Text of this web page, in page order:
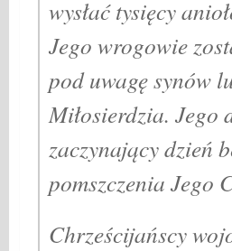
wysłać tysięcy
Jego wrogowie
pod uwagę synów
Miłosierdzia. Jego
zaczynający dzień
pomszczenia Jego
Chrześcijańscy